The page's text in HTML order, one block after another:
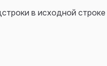
в исходной строке